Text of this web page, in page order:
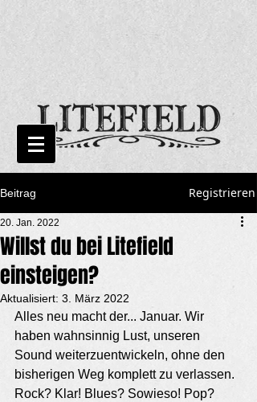
Beitrag Registrieren
Willst du bei Litefield
einsteigen?
20. Jan. 2022
Aktualisiert: 3. März 2022
Alles neu macht der... Januar. Wir
haben wahnsinnig Lust, unseren
Sound weiterzuentwickeln, ohne den
bisherigen Weg komplett zu verlassen.
Rock? Klar! Blues? Sowieso! Pop?